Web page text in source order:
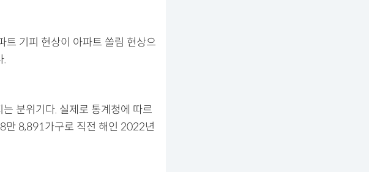
트 기피 현상이 아파트 쏠림 현상으
.
분위기다. 실제로 통계청에 따르
만 8,891가구로 직전 해인 2022년